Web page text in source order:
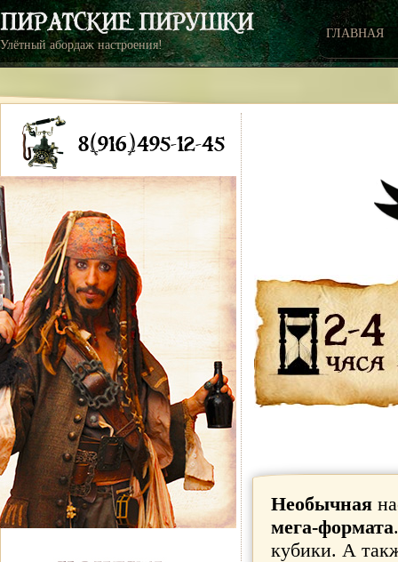
Улётный абордаж настроения!
ГЛАВНАЯ
8(916)495-12-45
Необычная
мега-формата
кубики. А